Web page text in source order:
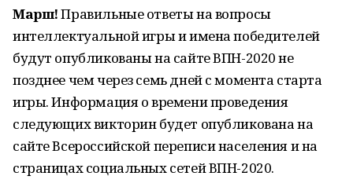
Марш!Правильные ответы на вопросы
интеллектуальной игры и имена победителей
будут опубликованы на сайте ВПН-2020 не
позднее чем через семь дней с момента старта
игры. Информация о времени проведения
следующих викторин будет опубликована на
сайте Всероссийской переписи населения и на
страницах социальных сетей ВПН-2020.